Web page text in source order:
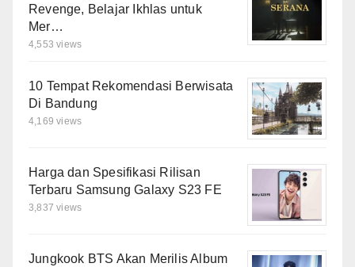
Revenge, Belajar Ikhlas untuk
Mer…
4,553 views
10 Tempat Rekomendasi Berwisata
Di Bandung
4,169 views
Harga dan Spesifikasi Rilisan
Terbaru Samsung Galaxy S23 FE
3,837 views
Jungkook BTS Akan Merilis Album